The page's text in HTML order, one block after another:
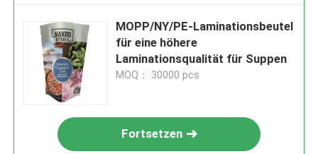
MOPP/NY/PE-Laminationsbeutel
für eine höhere
Laminationsqualität für Suppen
MOQ： 30000 pcs
Fortsetzen